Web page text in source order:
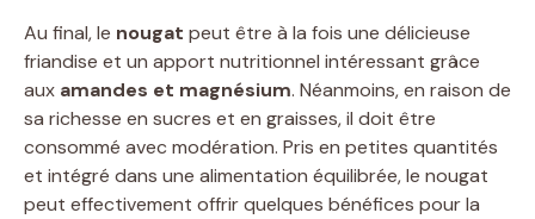
Au final, le nougat peut être à la fois une délicieuse
friandise et un apport nutritionnel intéressant grâce
aux amandes et magnésium. Néanmoins, en raison de
sa richesse en sucres et en graisses, il doit être
consommé avec modération. Pris en petites quantités
et intégré dans une alimentation équilibrée, le nougat
peut effectivement offrir quelques bénéfices pour la